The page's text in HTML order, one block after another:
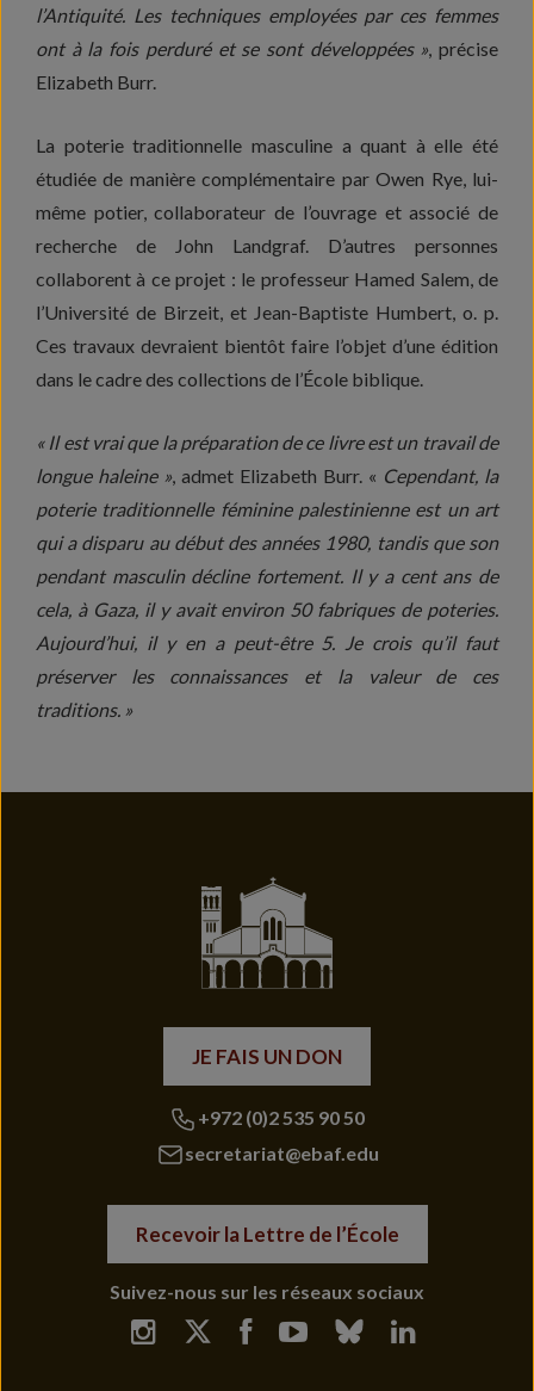
l’Antiquité. Les techniques employées par ces femmes
ont à la fois perduré et se sont développées », précise
Elizabeth Burr.
La poterie traditionnelle masculine a quant à elle été
étudiée de manière complémentaire par Owen Rye, lui-
même potier, collaborateur de l’ouvrage et associé de
recherche de John Landgraf. D’autres personnes
collaborent à ce projet : le professeur Hamed Salem, de
l’Université de Birzeit, et Jean-Baptiste Humbert, o. p.
Ces travaux devraient bientôt faire l’objet d’une édition
dans le cadre des collections de l’École biblique.
« Il est vrai que la préparation de ce livre est un travail de
longue haleine », admet Elizabeth Burr. « Cependant, la
poterie traditionnelle féminine palestinienne est un art
qui a disparu au début des années 1980, tandis que son
pendant masculin décline fortement. Il y a cent ans de
cela, à Gaza, il y avait environ 50 fabriques de poteries.
Aujourd’hui, il y en a peut-être 5. Je crois qu’il faut
préserver les connaissances et la valeur de ces
traditions. »
JE FAIS UN DON
+972 (0)2 535 90 50
secretariat@ebaf.edu
Recevoir la Lettre de l’École
Suivez-nous sur les réseaux sociaux